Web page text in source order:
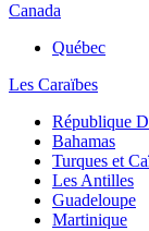
Canada
Québec
Les Caraïbes
République
Bahamas
Turques et
Les Antilles
Guadeloupe
Martinique